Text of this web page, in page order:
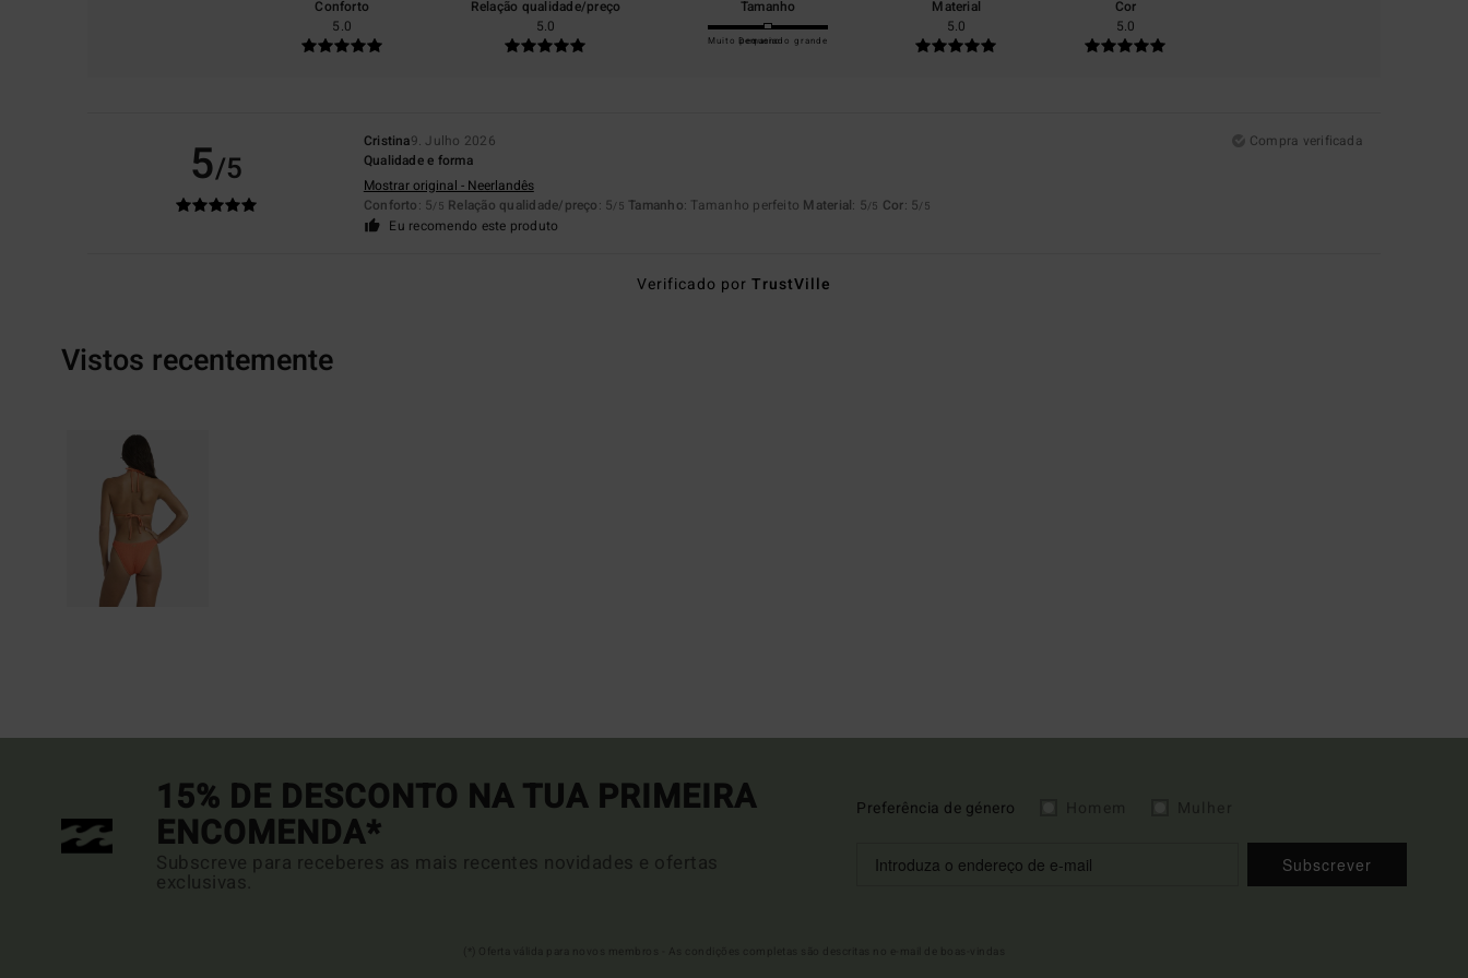
Conforto
5.0
Relação qualidade/preço
5.0
Tamanho
Muito pequeno
Demasiado grande
Material
5.0
Cor
5.0
5/5
Cristina9. Julho 2026
Compra verificada
Qualidade e forma
Mostrar original - Neerlandês
Conforto: 5/5 Relação qualidade/preço: 5/5 Tamanho: Tamanho perfeito Material: 5/5 Cor: 5/5
Eu recomendo este produto
Verificado por TrustVille
Vistos recentemente
15% DE DESCONTO NA TUA PRIMEIRA
ENCOMENDA*
Subscreve para receberes as mais recentes novidades e ofertas
exclusivas.
Preferência de género
Subscrever